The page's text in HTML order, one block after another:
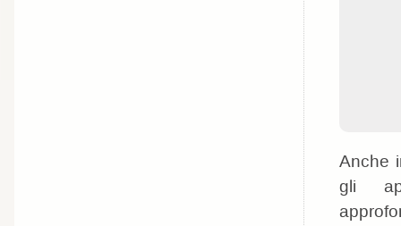
Anche
gli